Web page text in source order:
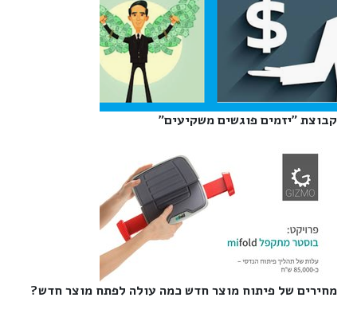
קבוצת "יזמים פוגשים משקיעים"‎
מחירים של פיתוח מוצר חדש כמה עולה לפתח מוצר חדש?‎